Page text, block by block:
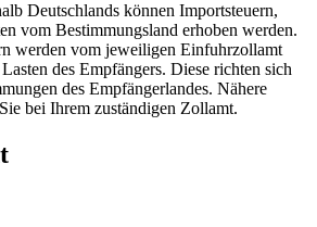
Deutschlands können Importsteuern,
vom Bestimmungsland erhoben werden.
werden vom jeweiligen Einfuhrzollamt
des Empfängers. Diese richten sich
des Empfängerlandes. Nähere
bei Ihrem zuständigen Zollamt.